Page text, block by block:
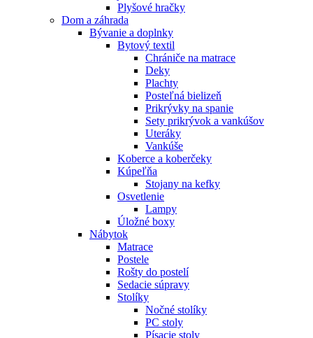
Plyšové hračky
Dom a záhrada
Bývanie a doplnky
Bytový textil
Chrániče na matrace
Deky
Plachty
Posteľná bielizeň
Prikrývky na spanie
Sety prikrývok a vankúšov
Uteráky
Vankúše
Koberce a koberčeky
Kúpeľňa
Stojany na kefky
Osvetlenie
Lampy
Úložné boxy
Nábytok
Matrace
Postele
Rošty do postelí
Sedacie súpravy
Stolíky
Nočné stolíky
PC stoly
Písacie stoly